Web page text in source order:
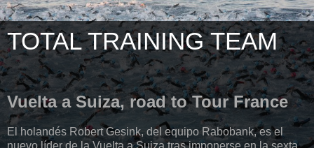
TOTAL TRAINING TEAM
Vuelta a Suiza, road to Tour France
El holandés Robert Gesink, del equipo Rabobank, es el
nuevo líder de la Vuelta a Suiza tras imponerse en la sexta